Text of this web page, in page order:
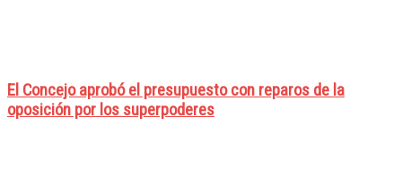
El Concejo aprobó el presupuesto con reparos de la
oposición por los superpoderes